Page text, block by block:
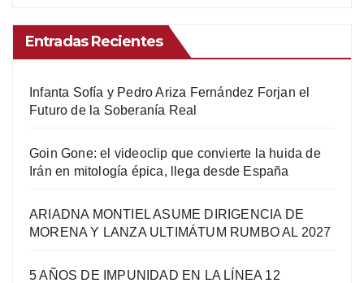
Entradas Recientes
Infanta Sofía y Pedro Ariza Fernández Forjan el
Futuro de la Soberanía Real
Goin Gone: el videoclip que convierte la huida de
Irán en mitología épica, llega desde España
ARIADNA MONTIEL ASUME DIRIGENCIA DE
MORENA Y LANZA ULTIMÁTUM RUMBO AL 2027
5 AÑOS DE IMPUNIDAD EN LA LÍNEA 12